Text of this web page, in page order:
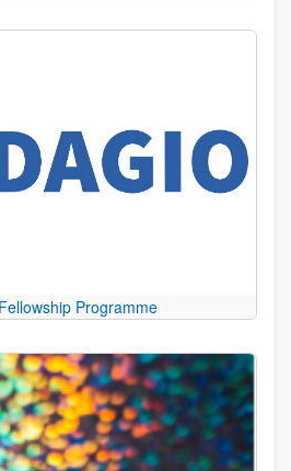
Programme